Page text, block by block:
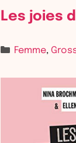
Les joies
Femme,